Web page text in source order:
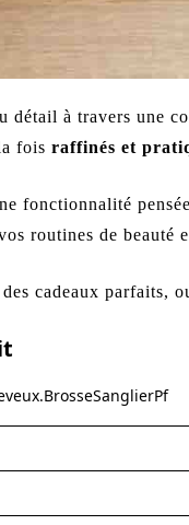
détail à travers une
fois raffinés et
fonctionnalité
routines de beauté
cadeaux parfaits,